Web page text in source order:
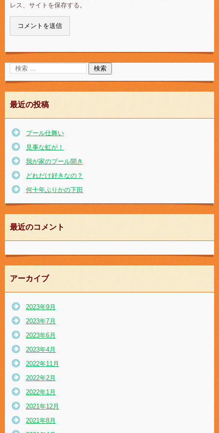
レス、サイトを保存する。
最近の投稿
プール仕舞い
見事な虹が！
我が家のプール開き
どれだけ好きなの？
何十年ぶりかの下田
最近のコメント
アーカイブ
2023年9月
2023年7月
2023年6月
2023年4月
2022年11月
2022年2月
2022年1月
2021年12月
2021年8月